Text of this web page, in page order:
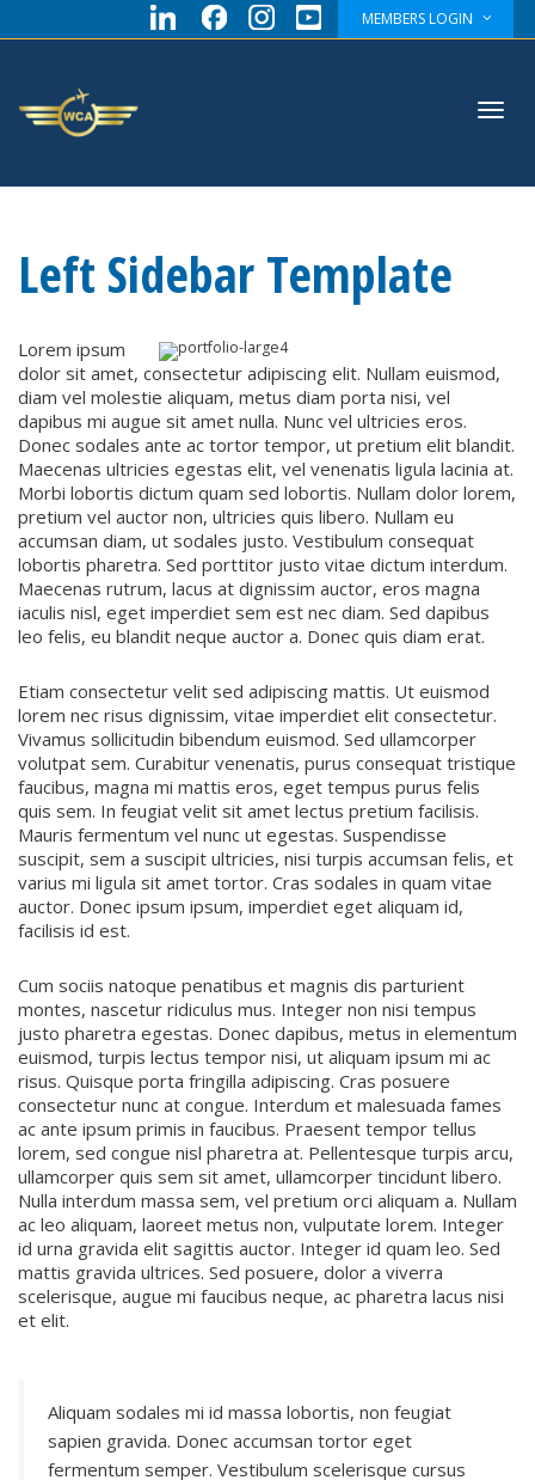
MEMBERS LOGIN
Left Sidebar Template
Lorem ipsum
dolor sit amet, consectetur adipiscing elit. Nullam euismod,
diam vel molestie aliquam, metus diam porta nisi, vel
dapibus mi augue sit amet nulla. Nunc vel ultricies eros.
Donec sodales ante ac tortor tempor, ut pretium elit blandit.
Maecenas ultricies egestas elit, vel venenatis ligula lacinia at.
Morbi lobortis dictum quam sed lobortis. Nullam dolor lorem,
pretium vel auctor non, ultricies quis libero. Nullam eu
accumsan diam, ut sodales justo. Vestibulum consequat
lobortis pharetra. Sed porttitor justo vitae dictum interdum.
Maecenas rutrum, lacus at dignissim auctor, eros magna
iaculis nisl, eget imperdiet sem est nec diam. Sed dapibus
leo felis, eu blandit neque auctor a. Donec quis diam erat.
Etiam consectetur velit sed adipiscing mattis. Ut euismod
lorem nec risus dignissim, vitae imperdiet elit consectetur.
Vivamus sollicitudin bibendum euismod. Sed ullamcorper
volutpat sem. Curabitur venenatis, purus consequat tristique
faucibus, magna mi mattis eros, eget tempus purus felis
quis sem. In feugiat velit sit amet lectus pretium facilisis.
Mauris fermentum vel nunc ut egestas. Suspendisse
suscipit, sem a suscipit ultricies, nisi turpis accumsan felis, et
varius mi ligula sit amet tortor. Cras sodales in quam vitae
auctor. Donec ipsum ipsum, imperdiet eget aliquam id,
facilisis id est.
Cum sociis natoque penatibus et magnis dis parturient
montes, nascetur ridiculus mus. Integer non nisi tempus
justo pharetra egestas. Donec dapibus, metus in elementum
euismod, turpis lectus tempor nisi, ut aliquam ipsum mi ac
risus. Quisque porta fringilla adipiscing. Cras posuere
consectetur nunc at congue. Interdum et malesuada fames
ac ante ipsum primis in faucibus. Praesent tempor tellus
lorem, sed congue nisl pharetra at. Pellentesque turpis arcu,
ullamcorper quis sem sit amet, ullamcorper tincidunt libero.
Nulla interdum massa sem, vel pretium orci aliquam a. Nullam
ac leo aliquam, laoreet metus non, vulputate lorem. Integer
id urna gravida elit sagittis auctor. Integer id quam leo. Sed
mattis gravida ultrices. Sed posuere, dolor a viverra
scelerisque, augue mi faucibus neque, ac pharetra lacus nisi
et elit.
Aliquam sodales mi id massa lobortis, non feugiat
sapien gravida. Donec accumsan tortor eget
fermentum semper. Vestibulum scelerisque cursus